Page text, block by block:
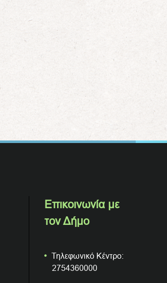
Επικοινωνία με
τον Δήμο
Τηλεφωνικό Κέντρο:
2754360000